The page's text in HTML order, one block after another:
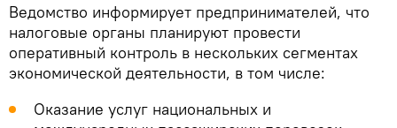
Ведомство информирует предпринимателей, что
налоговые органы планируют провести
оперативный контроль в нескольких сегментах
экономической деятельности, в том числе:
Оказание услуг национальных и